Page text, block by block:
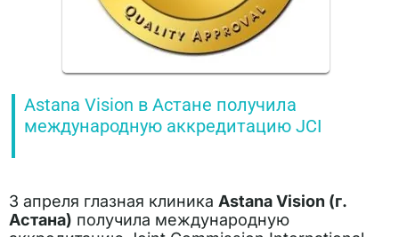
Astana Vision в Астане получила
международную аккредитацию JCI
3 апреля глазная клиника Astana Vision (г.
Астана) получила международную